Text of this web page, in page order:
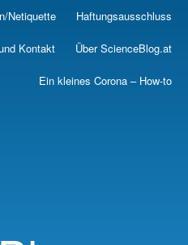
Skip
main
Netiquette Haftungsausschluss
Kontakt Über ScienceBlog.at
Ein kleines Corona – How-to